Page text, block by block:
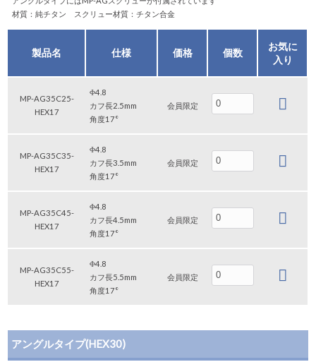
材質：純チタン スクリュー材質：チタン合金
製品名 仕様 価格 個数
お気に
入り
MP-AG35C25-
HEX17
Φ4.8
カフ長2.5mm
角度17°
会員限定
MP-AG35C35-
HEX17
Φ4.8
カフ長3.5mm
角度17°
会員限定
MP-AG35C45-
HEX17
Φ4.8
カフ長4.5mm
角度17°
会員限定
MP-AG35C55-
HEX17
Φ4.8
カフ長5.5mm
角度17°
会員限定
アングルタイプ(HEX30)